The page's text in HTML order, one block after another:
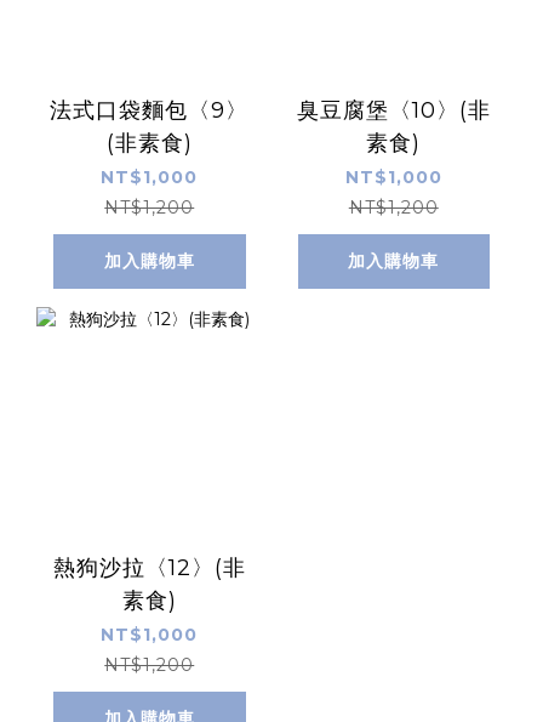
法式口袋麵包〈9〉
(非素食)
NT$1,000
NT$1,200
加入購物車
臭豆腐堡〈10〉(非
素食)
NT$1,000
NT$1,200
加入購物車
熱狗沙拉〈12〉(非
素食)
NT$1,000
NT$1,200